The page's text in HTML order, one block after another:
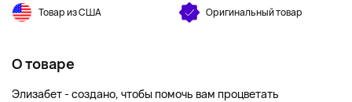
Товар из США Оригинальный товар
О товаре
Элизабет - создано, чтобы помочь вам процветать